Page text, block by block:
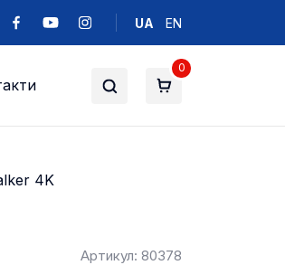
UA EN
0
4K
Артикул: 80378